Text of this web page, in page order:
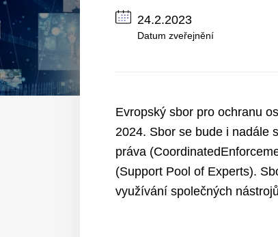
Datum zveřejnění
24.2.2023
Evropský sbor pro ochranu
2024. Sbor se bude i nadále
práva
(Support Pool of Experts).
využívání společných